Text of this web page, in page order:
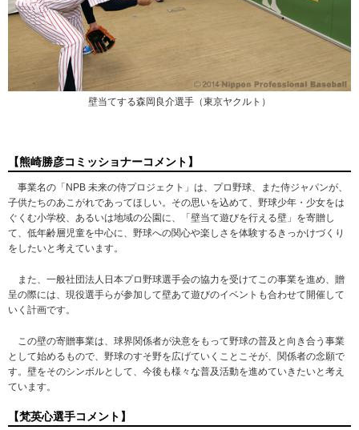
壁当てする森岡良介選手（東京ヤクルト）
【熊崎勝彦コミッショナーコメント】
事業名の「NPB 未来の侍プロジェクト」は、プロ野球、また侍ジャパンが、
子供たちのあこがれであってほしい。その思いを込めて、野球少年・少女をは
ぐくむ小学校、あるいは地域の公園に、「壁当て遊びを行える壁」を寄贈し
て、低年齢層児童を中心に、野球への関心や楽しさを体験するきっかけづくり
をしたいと考えています。
また、一般社団法人日本プロ野球選手会の協力を受けてこの事業を進め、贈
呈の際には、現役選手らが参加して壁あて遊びのイベントも合わせて開催して
いく計画です。
この壁の寄贈事業は、球界関係者が決意をもって野球の普及と向き合う事業
として始めるもので、野球のすそ野を広げていくことこそが、関係者の念願で
す。壁をそのシンボルとして、今後も様々な普及活動を進めていきたいと考え
ています。
【梵英心選手コメント】